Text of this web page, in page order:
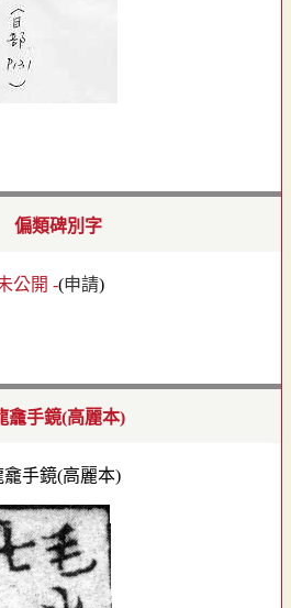
偏類碑別字
公開 -(申請)
龕手鏡(高麗本)